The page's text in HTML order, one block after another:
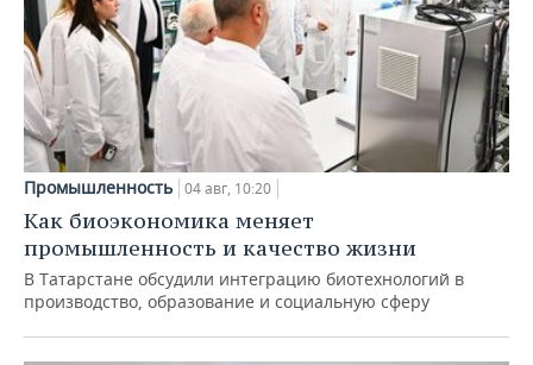
Промышленность 04 авг, 10:20
Как биоэкономика меняет
промышленность и качество жизни
В Татарстане обсудили интеграцию биотехнологий в
производство, образование и социальную сферу